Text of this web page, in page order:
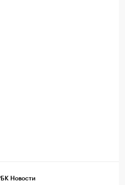
Новости